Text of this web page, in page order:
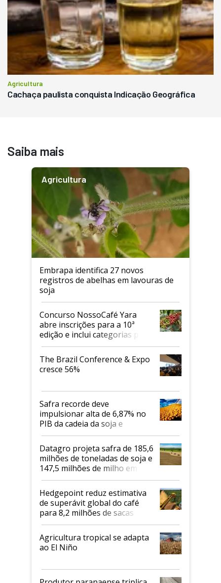
Agricultura
Cachaça paulista conquista Indicação Geográfica
Saiba mais
Agricultura
Embrapa identifica 27 novos
registros de abelhas em lavouras de
soja
Concurso NossoCafé Yara
abre inscrições para a 10ª
edição e inclui categorias para
cafés Canephora
The Brazil Conference & Expo
cresce 56%
Safra recorde deve
impulsionar alta de 6,87% no
PIB da cadeia da soja e
biodiesel em 2026
Datagro projeta safra de 185,6
milhões de toneladas de soja e
147,5 milhões de milho em
2026/27
Hedgepoint reduz estimativa
de superávit global do café
para 8,2 milhões de sacas
Agricultura tropical se adapta
ao El Niño